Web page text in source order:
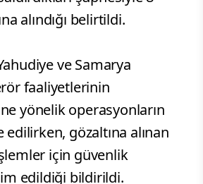
alındığı belirtildi.
ve Samarya
faaliyetlerinin
yönelik operasyonların
gözaltına alınan
için güvenlik
edildiği bildirildi.